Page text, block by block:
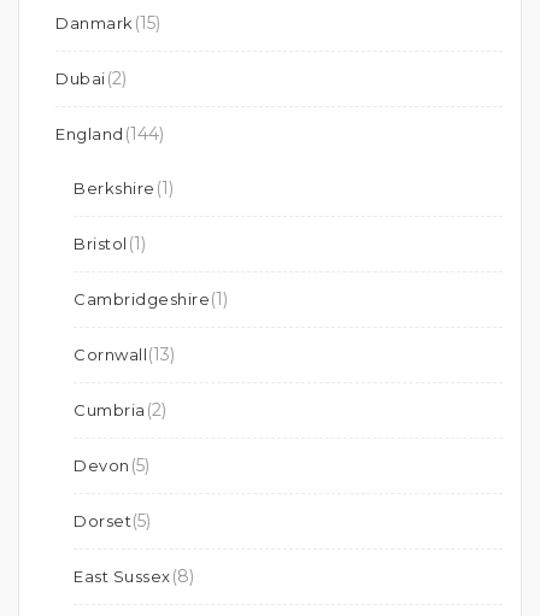
Danmark (15)
Dubai(2)
England (144)
Berkshire (1)
Bristol (1)
Cambridgeshire(1)
Cornwall(13)
Cumbria (2)
Devon (5)
Dorset(5)
East Sussex(8)